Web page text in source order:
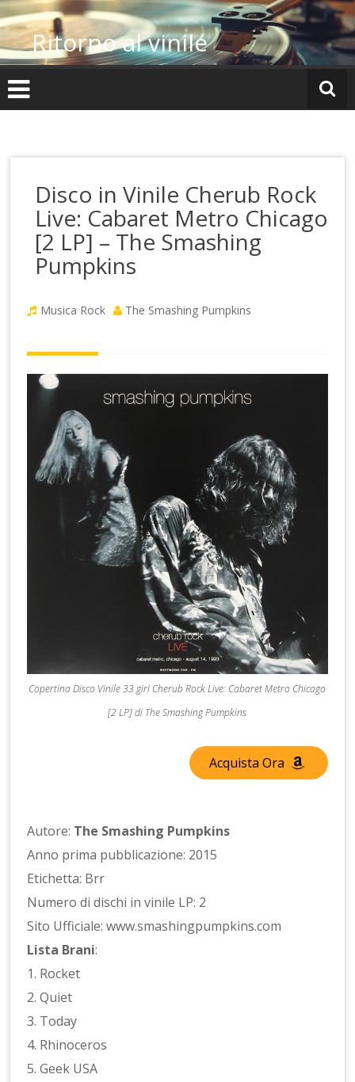
Vai
al
contenutoRitorno al vinile
Disco in Vinile Cherub Rock
Live: Cabaret Metro Chicago
[2 LP] – The Smashing
Pumpkins
Musica Rock The Smashing Pumpkins
Copertina Disco Vinile 33 giri Cherub Rock Live: Cabaret Metro Chicago
[2 LP] di The Smashing Pumpkins
Acquista Ora
Autore: The Smashing Pumpkins
Anno prima pubblicazione: 2015
Etichetta: Brr
Numero di dischi in vinile LP: 2
Sito Ufficiale: www.smashingpumpkins.com
Lista Brani:
1. Rocket
2. Quiet
3. Today
4. Rhinoceros
5. Geek USA